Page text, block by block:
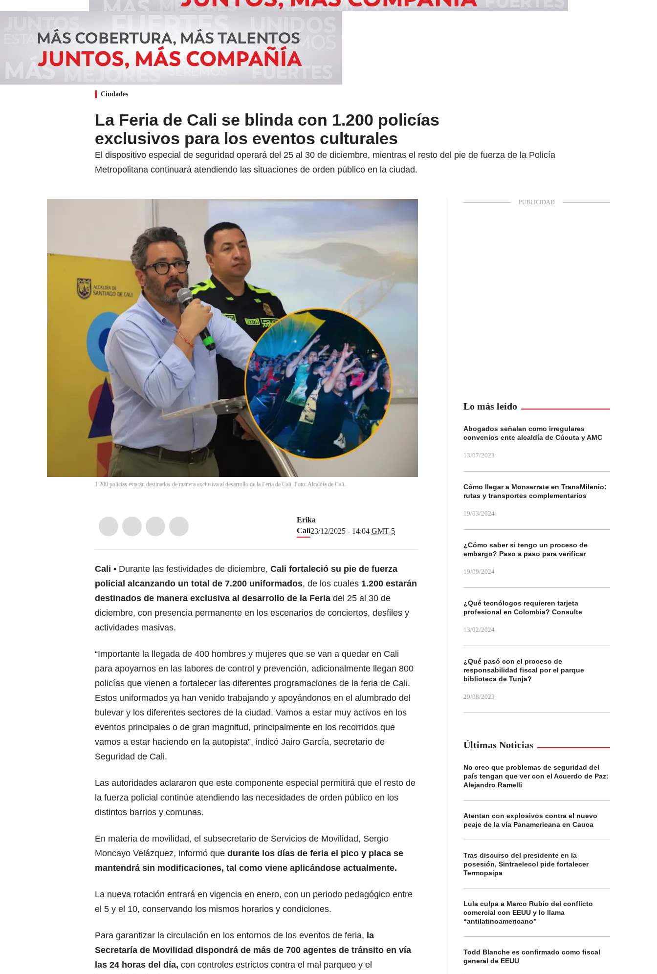
Ciudades
La Feria de Cali se blinda con 1.200 policías
exclusivos para los eventos culturales
El dispositivo especial de seguridad operará del 25 al 30 de diciembre, mientras el resto del pie de fuerza de la Policía
Metropolitana continuará atendiendo las situaciones de orden público en la ciudad.
1.200 policías estarán destinados de manera exclusiva al desarrollo de la Feria de Cali. Foto: Alcaldía de Cali.
Erika
Cali23/12/2025 - 14:04 GMT-5
Cali Durante las festividades de diciembre, Cali fortaleció su pie de fuerza
policial alcanzando un total de 7.200 uniformados, de los cuales 1.200 estarán
destinados de manera exclusiva al desarrollo de la Feria del 25 al 30 de
diciembre, con presencia permanente en los escenarios de conciertos, desfiles y
actividades masivas.
“Importante la llegada de 400 hombres y mujeres que se van a quedar en Cali
para apoyarnos en las labores de control y prevención, adicionalmente llegan 800
policías que vienen a fortalecer las diferentes programaciones de la feria de Cali.
Estos uniformados ya han venido trabajando y apoyándonos en el alumbrado del
bulevar y los diferentes sectores de la ciudad. Vamos a estar muy activos en los
eventos principales o de gran magnitud, principalmente en los recorridos que
vamos a estar haciendo en la autopista”, indicó Jairo García, secretario de
Seguridad de Cali.
Las autoridades aclararon que este componente especial permitirá que el resto de
la fuerza policial continúe atendiendo las necesidades de orden público en los
distintos barrios y comunas.
En materia de movilidad, el subsecretario de Servicios de Movilidad, Sergio
Moncayo Velázquez, informó que durante los días de feria el pico y placa se
mantendrá sin modificaciones, tal como viene aplicándose actualmente.
La nueva rotación entrará en vigencia en enero, con un periodo pedagógico entre
el 5 y el 10, conservando los mismos horarios y condiciones.
Para garantizar la circulación en los entornos de los eventos de feria, la
Secretaría de Movilidad dispondrá de más de 700 agentes de tránsito en vía
las 24 horas del día, con controles estrictos contra el mal parqueo y el
Lo más leído
Abogados señalan como irregulares
convenios ente alcaldía de Cúcuta y AMC
13/07/2023
Cómo llegar a Monserrate en TransMilenio:
rutas y transportes complementarios
19/03/2024
¿Cómo saber si tengo un proceso de
embargo? Paso a paso para verificar
19/09/2024
¿Qué tecnólogos requieren tarjeta
profesional en Colombia? Consulte
13/02/2024
¿Qué pasó con el proceso de
responsabilidad fiscal por el parque
biblioteca de Tunja?
29/08/2023
Últimas Noticias
No creo que problemas de seguridad del
país tengan que ver con el Acuerdo de Paz:
Alejandro Ramelli
Atentan con explosivos contra el nuevo
peaje de la vía Panamericana en Cauca
Tras discurso del presidente en la
posesión, Sintraelecol pide fortalecer
Termopaipa
Lula culpa a Marco Rubio del conflicto
comercial con EEUU y lo llama
“antilatinoamericano”
Todd Blanche es confirmado como fiscal
general de EEUU